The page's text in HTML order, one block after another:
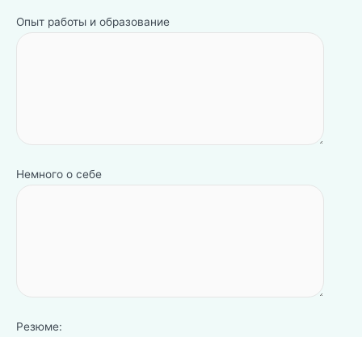
Опыт работы и образование
Немного о себе
Резюме: